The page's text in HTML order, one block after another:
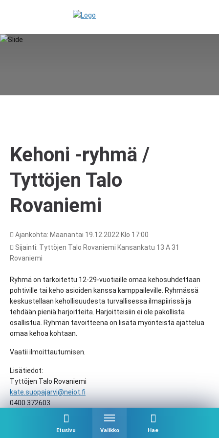
Etusivu Valikko Hae
Kehoni -ryhmä /
Tyttöjen Talo
Rovaniemi
Ajankohta: Maanantai 19.12.2022 Klo 17:00
Sijainti: Tyttöjen Talo Rovaniemi Kansankatu 13 A 31
Rovaniemi
Ryhmä on tarkoitettu 12-29-vuotiaille omaa kehosuhdettaan
pohtiville tai keho asioiden kanssa kamppaileville. Ryhmässä
keskustellaan kehollisuudesta turvallisessa ilmapiirissä ja
tehdään pieniä harjoitteita. Harjoitteisiin ei ole pakollista
osallistua. Ryhmän tavoitteena on lisätä myönteistä ajattelua
omaa kehoa kohtaan.
Vaatii ilmoittautumisen.
Lisätiedot:
Tyttöjen Talo Rovaniemi
kate.suopajarvi@neiot.fi
0400 372603